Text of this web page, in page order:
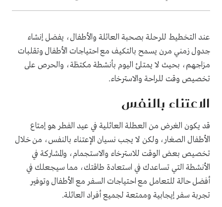
عند التخطيط للرحلة بصحبة العائلة والأطفال، يفضل إنشاء
جدول زمني مرن يسمح بالتكيف مع احتياجات الأطفال وتقلبات
مزاجهم، بحيث لا يمتلئ اليوم بأنشطة مكتظة، والحرص على
تخصيص وقت للراحة والاسترخاء.
الاعتناء بالنفس
قد يكون الغرض من العطلة العائلية في عيد الفطر هو إمتاع
الأطفال الصغار، ولكن لا يجب نسيان الإعتناء بالنفس، من خلال
تخصيص بعض الوقت للاسترخاء والاستجمام، والمشاركة في
الأنشطة التي تساعدك في استعادة طاقتك، مما سيجعلك في
أفضل حالة للتعامل مع احتياجات السفر مع الأطفال وتوفير
تجربة سفر إيجابية وممتعة لجميع أفراد العائلة.